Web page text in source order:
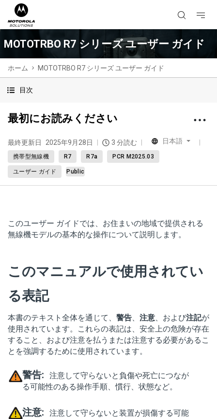
MOTOTRBO R7 シリーズ ユーザー ガイド
ホーム MOTOTRBO R7 シリーズ ユーザー ガイド
目次
最初にお読みください
最終更新日 2025年9月28日 3 分読む 日本語
携帯型無線機 R7 R7a PCR M2025.03
ユーザー ガイド Public
このユーザー ガイドでは、お住まいの地域で提供される
無線機モデルの基本的な操作について説明します。
このマニュアルで使用されてい
る表記
本書のテキスト全体を通じて、 警告、 注意、および注記が
使用されています。これらの表記は、安全上の危険が存在
すること、および注意を払うまたは注意する必要があるこ
とを強調するために使用されています。
警告:
注意して守らないと負傷や死亡につなが
る可能性のある操作手順、慣行、状態など。
注意:
注意して守らないと装置が損傷する可能